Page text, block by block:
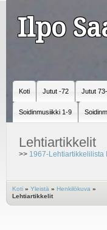
Ilpo
Koti Jutut -72 Jutut 73-
Soidinmusiikki 1-9
Lehtiartikkelit
>> 1967-Lehtiartikkelilista I
Koti » Yleistä » Henkilökuva »
Lehtiartikkelit